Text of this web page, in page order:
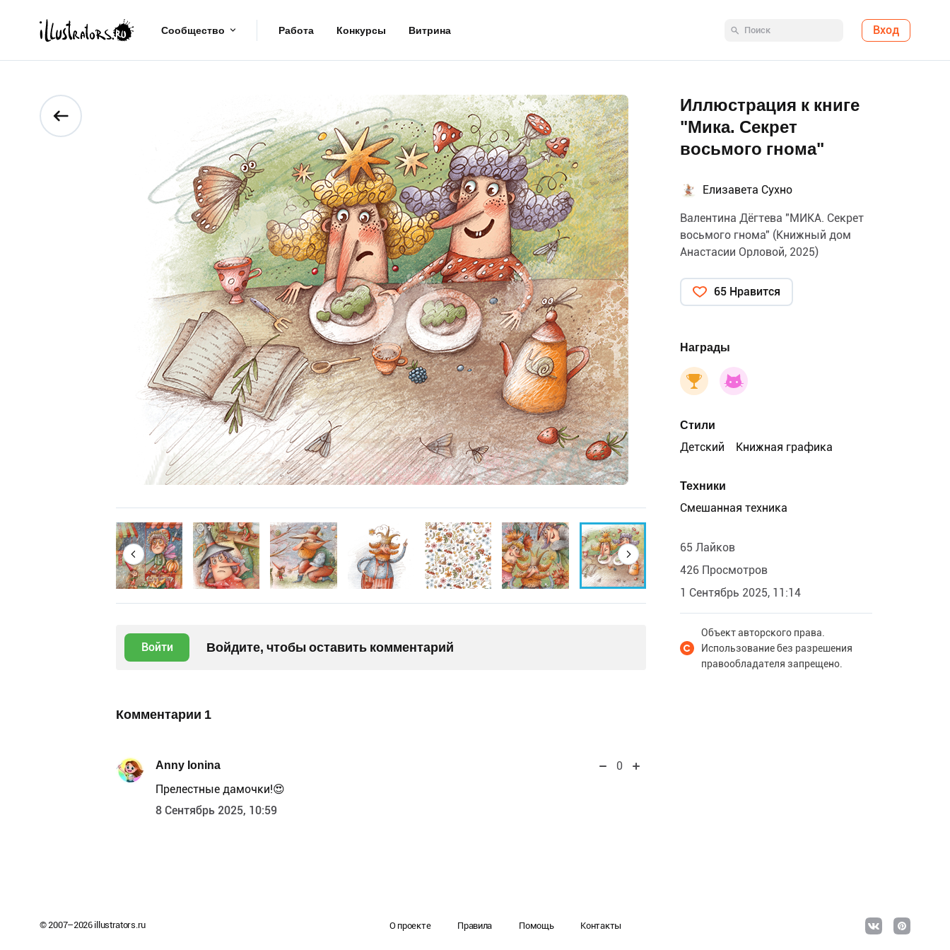
Сообщество Работа Конкурсы Витрина Вход
Войти Войдите, чтобы оставить комментарий
Комментарии 1
Anny Ionina
0
Прелестные дамочки!😍
8 Сентябрь 2025, 10:59
Иллюстрация к книге
"Мика. Секрет
восьмого гнома"
Елизавета Сухно
Валентина Дёгтева "МИКА. Секрет
восьмого гнома" (Книжный дом
Анастасии Орловой, 2025)
65 Нравится
Награды
Стили
Детский
Книжная графика
Техники
Смешанная техника
65 Лайков
426 Просмотров
1 Сентябрь 2025, 11:14
Объект авторского права.
Использование без разрешения
правообладателя запрещено.
© 2007–2026illustrators.ru О проекте Правила Помощь Контакты